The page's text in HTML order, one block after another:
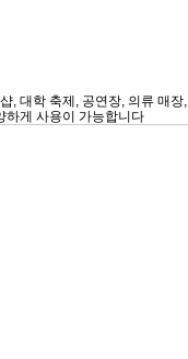
, 대학 축제, 공연장, 의류 매장
하게 사용이 가능합니다